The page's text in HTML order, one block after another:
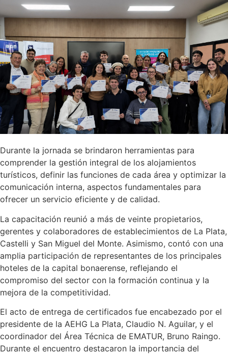
Durante la jornada se brindaron herramientas para
comprender la gestión integral de los alojamientos
turísticos, definir las funciones de cada área y optimizar la
comunicación interna, aspectos fundamentales para
ofrecer un servicio eficiente y de calidad.
La capacitación reunió a más de veinte propietarios,
gerentes y colaboradores de establecimientos de La Plata,
Castelli y San Miguel del Monte. Asimismo, contó con una
amplia participación de representantes de los principales
hoteles de la capital bonaerense, reflejando el
compromiso del sector con la formación continua y la
mejora de la competitividad.
El acto de entrega de certificados fue encabezado por el
presidente de la AEHG La Plata, Claudio N. Aguilar, y el
coordinador del Área Técnica de EMATUR, Bruno Raingo.
Durante el encuentro destacaron la importancia del